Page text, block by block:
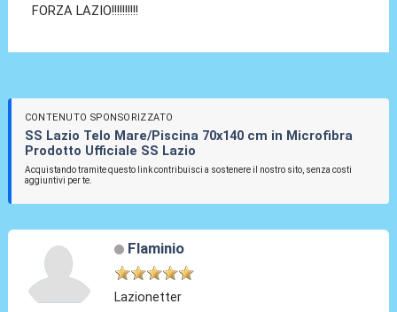
FORZA LAZIO!!!!!!!!!!
CONTENUTO SPONSORIZZATO
SS Lazio Telo Mare/Piscina 70x140 cm in Microfibra
Prodotto Ufficiale SS Lazio
Acquistando tramite questo link contribuisci a sostenere il nostro sito, senza costi
aggiuntivi per te.
Flaminio
Lazionetter